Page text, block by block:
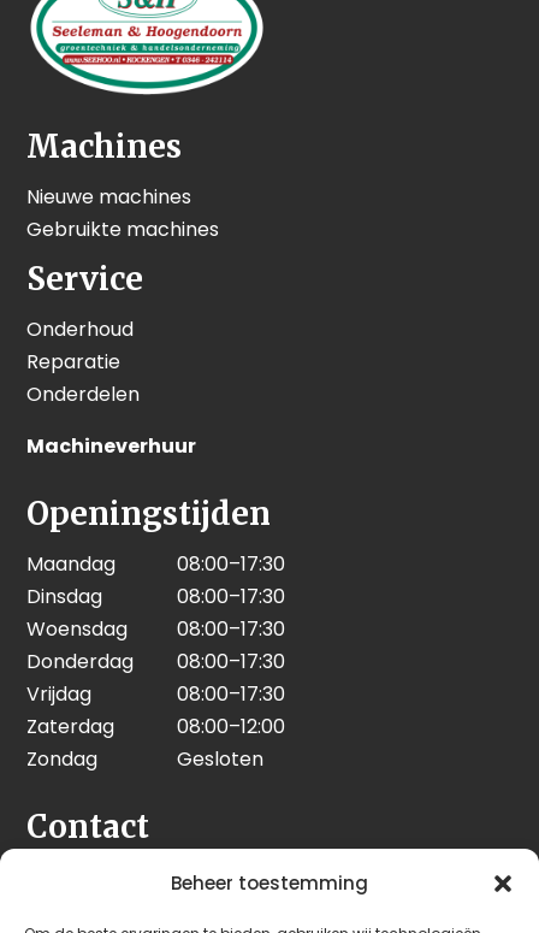
Beheer toestemming
Machines
Nieuwe machines
Gebruikte machines
Service
Onderhoud
Reparatie
Onderdelen
Machineverhuur
Openingstijden
Maandag
08:00–17:30
Dinsdag
08:00–17:30
Woensdag
08:00–17:30
Donderdag
08:00–17:30
Vrijdag
08:00–17:30
Zaterdag
08:00–12:00
Zondag
Gesloten
Contact
Seeleman & Hoogendoorn